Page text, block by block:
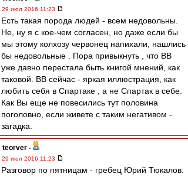
29 июл 2016 11:23
Есть такая порода людей - всем недовольны.
Не, ну я с кое-чем согласен, но даже если бы
мы этому колхозу червонец напихали, нашлись
бы недовольные . Пора привыкнуть , что ВВ
уже давно перестала быть книгой мнений, как
таковой. ВВ сейчас - яркая иллюстрация, как
любить себя в Спартаке , а не Спартак в себе.
Как Вы еще не повесились тут половина
поголовно, если живете с таким негативом -
загадка.
teorver -
29 июл 2016 11:23
Разговор по пятницам - гребец Юрий Тюкалов.